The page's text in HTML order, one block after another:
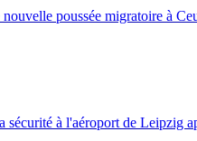
poussée migratoire à
à l'aéroport de Leipzig